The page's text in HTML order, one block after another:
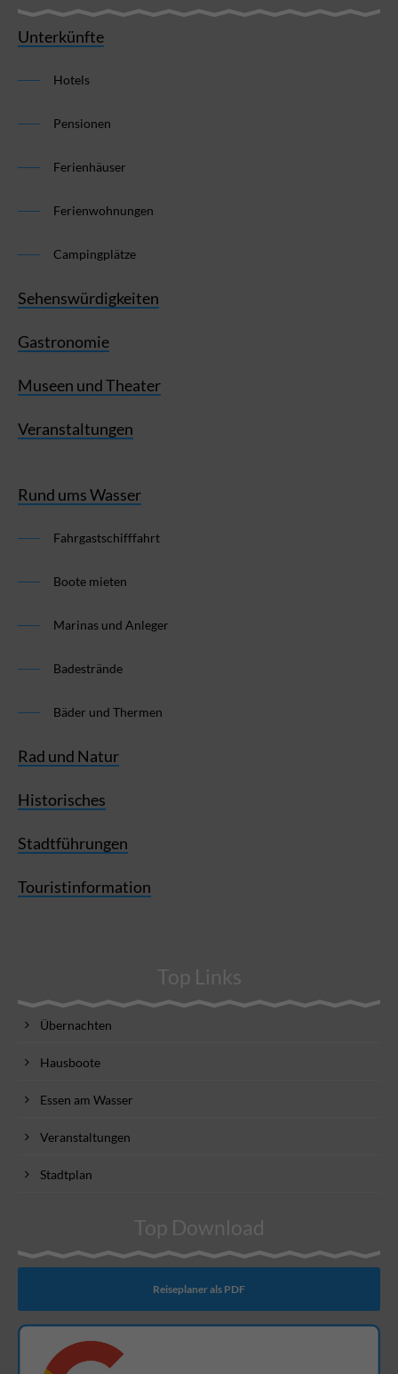
Unterkünfte
Hotels
Pensionen
Ferienhäuser
Ferienwohnungen
Campingplätze
Sehenswürdigkeiten
Gastronomie
Museen und Theater
Veranstaltungen
Rund ums Wasser
Fahrgastschifffahrt
Boote mieten
Marinas und Anleger
Badestrände
Bäder und Thermen
Rad und Natur
Historisches
Stadtführungen
Touristinformation
Top Links
Übernachten
Hausboote
Essen am Wasser
Veranstaltungen
Stadtplan
Top Download
Reiseplaner als PDF